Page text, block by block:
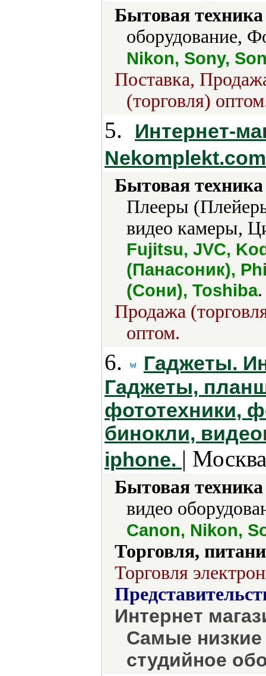
Бытовая
оборудование,
Nikon, Sony,
Поставка,
(торговля)
5.
Интернет-
Бытовая
Плееры
видео камеры,
Fujitsu, JVC,
(Панасоник),
(Сони), Toshiba.
Продажа
оптом.
6.
Гаджеты.
Гаджеты,
фототехники,
бинокли,
iphone. |
Бытовая
видео
Canon, Nikon,
Торговля,
Торговля
Интернет
Самые
студийное